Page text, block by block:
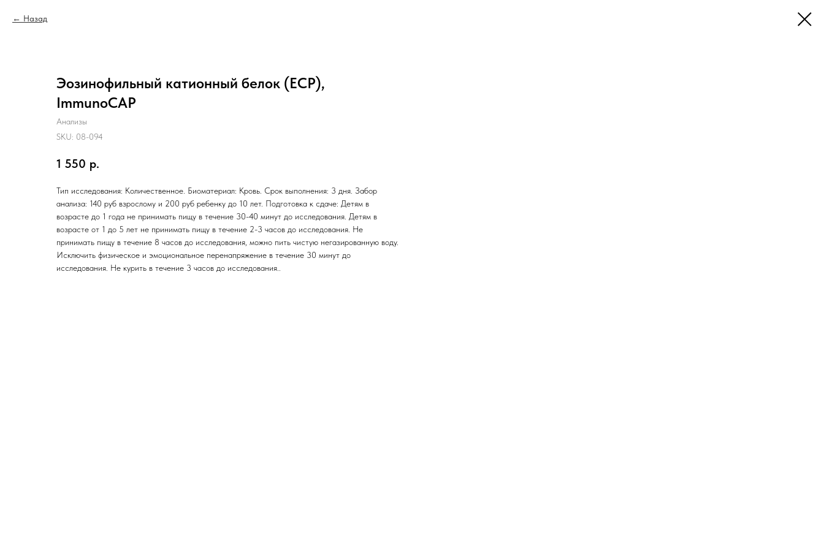
Назад
Эозинофильный катионный белок (ECP),
ImmunoCAP
Анализы
SKU: 08-094
1 550 р.
Тип исследования: Количественное. Биоматериал: Кровь. Срок выполнения: 3 дня. Забор
анализа: 140 руб взрослому и 200 руб ребенку до 10 лет. Подготовка к сдаче: Детям в
возрасте до 1 года не принимать пищу в течение 30-40 минут до исследования. Детям в
возрасте от 1 до 5 лет не принимать пищу в течение 2-3 часов до исследования. Не
принимать пищу в течение 8 часов до исследования, можно пить чистую негазированную воду.
Исключить физическое и эмоциональное перенапряжение в течение 30 минут до
исследования. Не курить в течение 3 часов до исследования..